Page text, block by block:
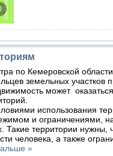
по Кемеровской
земельных участков
может
территорий.
использования
и ограничениями,
Такие территории нужны,
человека, а также
»